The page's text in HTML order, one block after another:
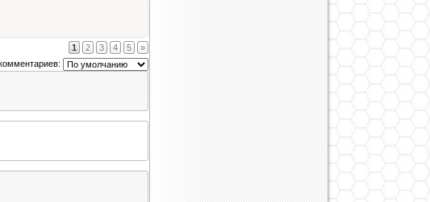
1 2 3 4 5
»